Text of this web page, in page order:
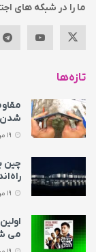
ما را در شبکه های
تازه‌ها
شدن
می‌